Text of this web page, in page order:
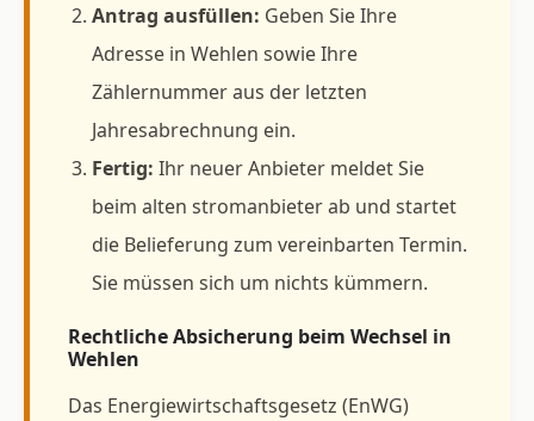
Antrag ausfüllen: Geben Sie Ihre
Adresse in Wehlen sowie Ihre
Zählernummer aus der letzten
Jahresabrechnung ein.
Fertig: Ihr neuer Anbieter meldet Sie
beim alten stromanbieter ab und startet
die Belieferung zum vereinbarten Termin.
Sie müssen sich um nichts kümmern.
Rechtliche Absicherung beim Wechsel in
Wehlen
Das Energiewirtschaftsgesetz (EnWG)